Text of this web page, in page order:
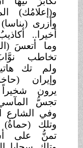
ديدنُهُ الخَنا
(سانا) فكم غزتْ
انجلت
ناعقٍ به
ساخرا
موقفا
لك باركوا
(المنامة) ثورةً
(درعا) فكلما
مالتْ معاولٌ
أهدتكَ غصَّةً
(غزةَ) أَنهم